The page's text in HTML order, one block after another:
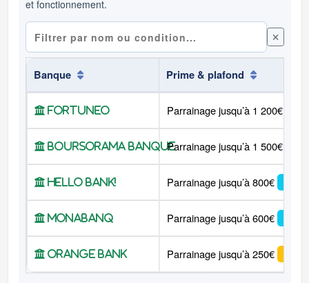
et fonctionnement.
Rechercher une banque
Banque Prime & plafond
Fortuneo Parrainage jusqu’à 1 200€
Boursorama BanqueParrainage jusqu’à 1 500€
Hello bank! Parrainage jusqu’à 800€
Monabanq Parrainage jusqu’à 600€
Orange Bank Parrainage jusqu’à 250€